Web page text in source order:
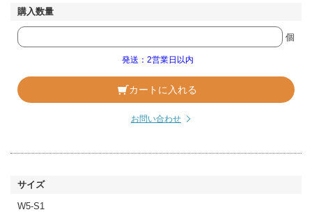
個
発送：2営業日以内
カートに入れる
お問い合わせ
W5-S1